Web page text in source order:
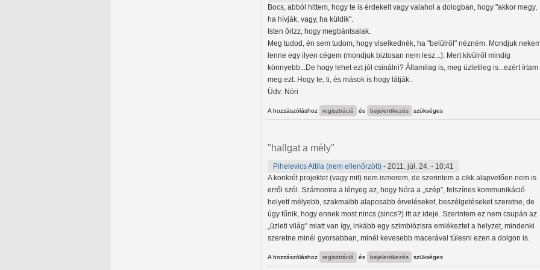
Bocs, abból hittem, hogy te is érdekelt vagy valahol a dologban, hogy "akkor megy,
ha hívják, vagy, ha küldik".
Isten őrizz, hogy megbántsalak.
Meg tudod, én sem tudom, hogy viselkednék, ha "belülről" nézném. Mondjuk
lenne egy ilyen cégem (mondjuk biztosan nem lesz...). Mert kívülről mindig
könnyebb...De hogy lehet ezt jól csinálni? Államilag is, meg üzletileg is...ezért írtam
meg ezt. Hogy te, ti, és mások is hogy látják..
Üdv: Nóri
A hozzászóláshoz regisztráció és bejelentkezés szükséges
"hallgat a mély"
Pihelevics Attila (nem ellenőrzött) - 2011. júl. 24. - 10:41
A konkrét projektet (vagy mit) nem ismerem, de szerintem a cikk alapvetően nem is
erről szól. Számomra a lényeg az, hogy Nóra a „szép”, felszínes kommunikáció
helyett mélyebb, szakmaibb alaposabb érveléseket, beszélgetéseket szeretne, de
úgy tűnik, hogy ennek most nincs (sincs?) itt az ideje. Szerintem ez nem csupán az
„üzleti világ” miatt van így, inkább egy szimbiózisra emlékeztet a helyzet, mindenki
szeretne minél gyorsabban, minél kevesebb macerával túlesni ezen a dolgon is.
A hozzászóláshoz regisztráció és bejelentkezés szükséges